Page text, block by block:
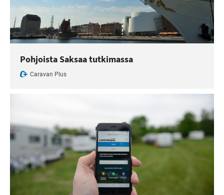
Pohjoista Saksaa tutkimassa
Caravan Plus